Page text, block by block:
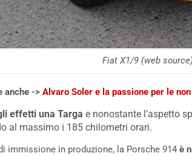
Fiat X1/9 (web source)
anche -> Alvaro Soler e la passione per le
effetti una Targa e nonostante l’aspetto
al massimo i 185 chilometri orari.
immissione in produzione, la Porsche 914 è